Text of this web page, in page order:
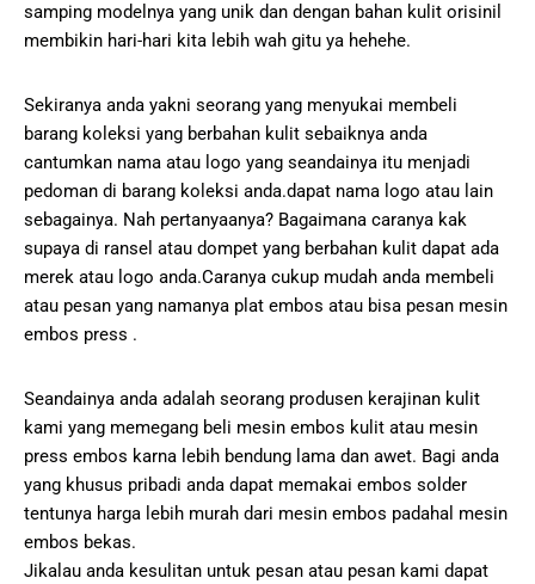
samping modelnya yang unik dan dengan bahan kulit orisinil
membikin hari-hari kita lebih wah gitu ya hehehe.
Sekiranya anda yakni seorang yang menyukai membeli
barang koleksi yang berbahan kulit sebaiknya anda
cantumkan nama atau logo yang seandainya itu menjadi
pedoman di barang koleksi anda.dapat nama logo atau lain
sebagainya. Nah pertanyaanya? Bagaimana caranya kak
supaya di ransel atau dompet yang berbahan kulit dapat ada
merek atau logo anda.Caranya cukup mudah anda membeli
atau pesan yang namanya plat embos atau bisa pesan mesin
embos press .
Seandainya anda adalah seorang produsen kerajinan kulit
kami yang memegang beli mesin embos kulit atau mesin
press embos karna lebih bendung lama dan awet. Bagi anda
yang khusus pribadi anda dapat memakai embos solder
tentunya harga lebih murah dari mesin embos padahal mesin
embos bekas.
Jikalau anda kesulitan untuk pesan atau pesan kami dapat